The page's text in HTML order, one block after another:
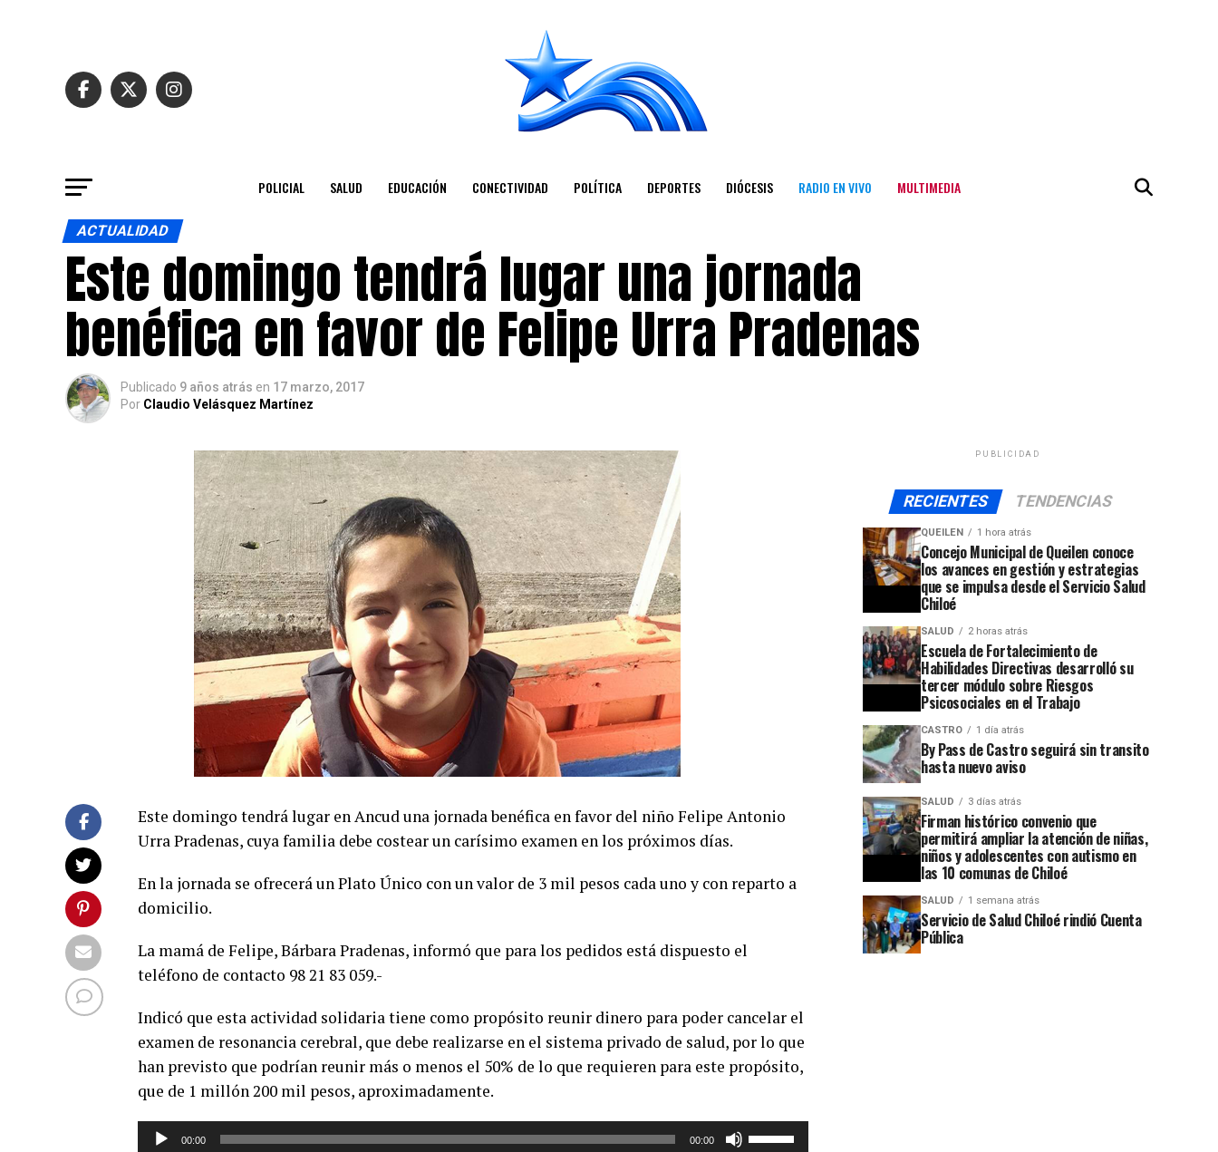
POLICIAL SALUD EDUCACIÓN CONECTIVIDAD POLÍTICA DEPORTES DIÓCESIS RADIO EN VIVO MULTIMEDIA
ACTUALIDAD
Este domingo tendrá lugar una jornada
benéfica en favor de Felipe Urra Pradenas
Publicado 9 años atrás en 17 marzo, 2017
Por Claudio Velásquez Martínez
Este domingo tendrá lugar en Ancud una jornada benéfica en favor del niño Felipe Antonio
Urra Pradenas, cuya familia debe costear un carísimo examen en los próximos días.
En la jornada se ofrecerá un Plato Único con un valor de 3 mil pesos cada uno y con reparto a
domicilio.
La mamá de Felipe, Bárbara Pradenas, informó que para los pedidos está dispuesto el
teléfono de contacto 98 21 83 059.-
Indicó que esta actividad solidaria tiene como propósito reunir dinero para poder cancelar el
examen de resonancia cerebral, que debe realizarse en el sistema privado de salud, por lo que
han previsto que podrían reunir más o menos el 50% de lo que requieren para este propósito,
que de 1 millón 200 mil pesos, aproximadamente.
Reproductor
00:00 00:00
PUBLICIDAD
RECIENTES TENDENCIAS
QUEILEN 1 hora atrás
Concejo Municipal de Queilen conoce
los avances en gestión y estrategias
que se impulsa desde el Servicio Salud
Chiloé
SALUD 2 horas atrás
Escuela de Fortalecimiento de
Habilidades Directivas desarrolló su
tercer módulo sobre Riesgos
Psicosociales en el Trabajo
CASTRO 1 día atrás
By Pass de Castro seguirá sin transito
hasta nuevo aviso
SALUD 3 días atrás
Firman histórico convenio que
permitirá ampliar la atención de niñas,
niños y adolescentes con autismo en
las 10 comunas de Chiloé
SALUD 1 semana atrás
Servicio de Salud Chiloé rindió Cuenta
Pública